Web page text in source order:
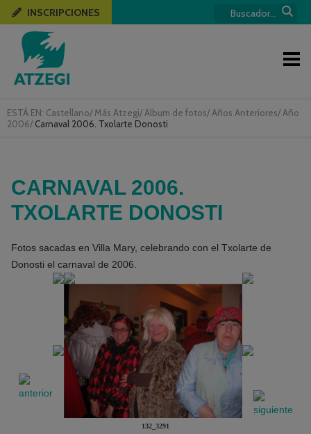
ESTÁ EN: Castellano/ Más Atzegi/ Album de fotos/ Años Anteriores/ Año
2006/ Carnaval 2006. Txolarte Donosti
INSCRIPCIONES
CARNAVAL 2006.
TXOLARTE DONOSTI
Fotos sacadas en Villa Mary, celebrando con el Txolarte de
Donosti el carnaval de 2006.
132_3291